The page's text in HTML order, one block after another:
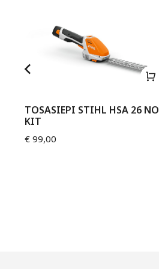
TOSASIEPI STIHL HSA 26 NO
KIT
€99,00